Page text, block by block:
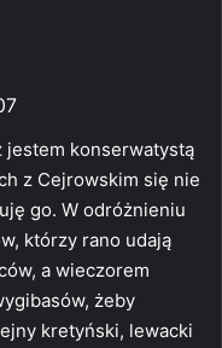
jestem konserwatystą
z Cejrowskim się nie
go. W odróżnieniu
którzy rano udają
a wieczorem
żeby
kretyński, lewacki